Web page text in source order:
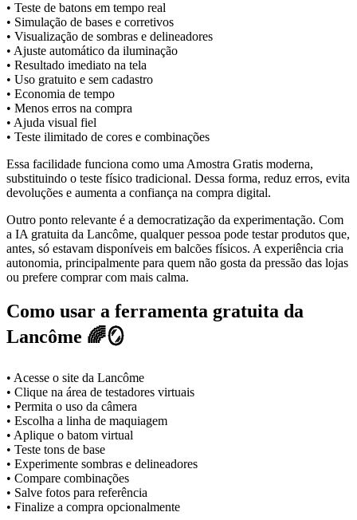
• Teste de batons em tempo real
• Simulação de bases e corretivos
• Visualização de sombras e delineadores
• Ajuste automático da iluminação
• Resultado imediato na tela
• Uso gratuito e sem cadastro
• Economia de tempo
• Menos erros na compra
• Ajuda visual fiel
• Teste ilimitado de cores e combinações
Essa facilidade funciona como uma Amostra Gratis moderna,
substituindo o teste físico tradicional. Dessa forma, reduz erros, evita
devoluções e aumenta a confiança na compra digital.
Outro ponto relevante é a democratização da experimentação. Com
a IA gratuita da Lancôme, qualquer pessoa pode testar produtos que,
antes, só estavam disponíveis em balcões físicos. A experiência cria
autonomia, principalmente para quem não gosta da pressão das lojas
ou prefere comprar com mais calma.
Como usar a ferramenta gratuita da
Lancôme 🌈🪞
• Acesse o site da Lancôme
• Clique na área de testadores virtuais
• Permita o uso da câmera
• Escolha a linha de maquiagem
• Aplique o batom virtual
• Teste tons de base
• Experimente sombras e delineadores
• Compare combinações
• Salve fotos para referência
• Finalize a compra opcionalmente